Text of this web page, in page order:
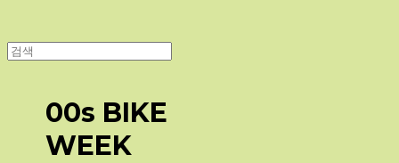
00s BIKE
WEEK